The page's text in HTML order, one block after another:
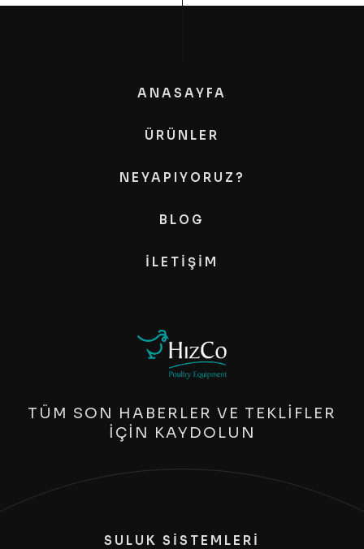
ANASAYFA
ÜRÜNLER
NEYAPIYORUZ?
BLOG
İLETIŞIM
TÜM SON HABERLER VE TEKLİFLER
İÇİN KAYDOLUN
SULUK SİSTEMLERİ